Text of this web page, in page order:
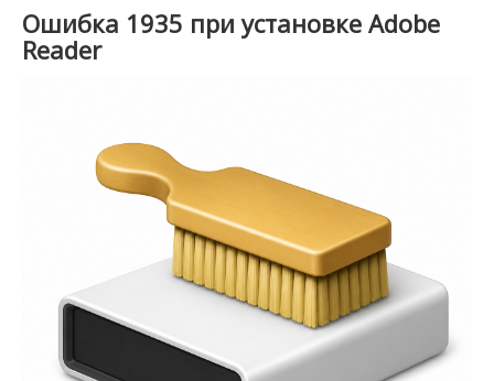
Ошибка 1935 при установке Adobe
Reader